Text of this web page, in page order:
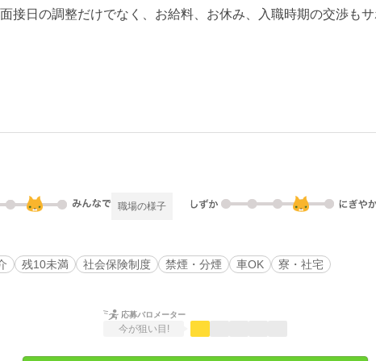
接日の調整だけでなく、お給料、お休み、入職時期の交渉もサ
職場の様子
残10未満 社会保険制度 禁煙・分煙 車OK 寮・社宅
応募バロメーター
今が狙い目!